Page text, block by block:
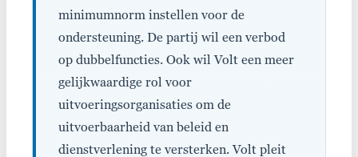
minimumnorm instellen voor de
ondersteuning. De partij wil een verbod
op dubbelfuncties. Ook wil Volt een meer
gelijkwaardige rol voor
uitvoeringsorganisaties om de
uitvoerbaarheid van beleid en
dienstverlening te versterken. Volt pleit